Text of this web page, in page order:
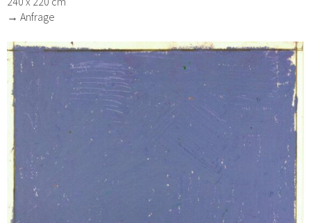
→ Anfrage